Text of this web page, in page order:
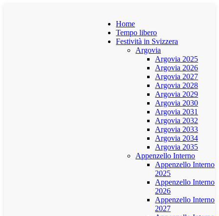
Home
Tempo libero
Festività in Svizzera
Argovia
Argovia 2025
Argovia 2026
Argovia 2027
Argovia 2028
Argovia 2029
Argovia 2030
Argovia 2031
Argovia 2032
Argovia 2033
Argovia 2034
Argovia 2035
Appenzello Interno
Appenzello Interno
2025
Appenzello Interno
2026
Appenzello Interno
2027